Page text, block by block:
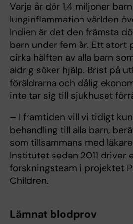
Varje år dör 1,4 miljoner
lunginflammation världen
Indien är det den främsta
barn under fem år. Ett stort
cirka hälften av alla barn
aldrig söker hjälp. Brist på
föräldrarna och dålig
inte tar sig till sjukhuset
– I framtiden vill vi tidigt
behandling till alla barn,
som tillsammans med
Institutet sedan 2011 driver
forskningsteam i projektet
Children.
Lämnat blodprov